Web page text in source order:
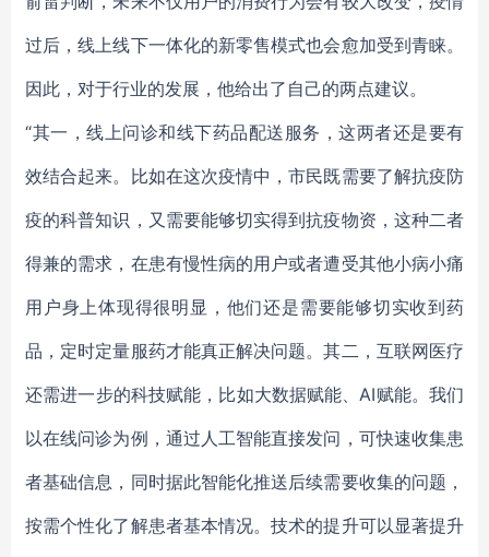
过后，线上线下一体化的新零售模式也会愈加受到青睐。
因此，对于行业的发展，他给出了自己的两点建议。
“其一，线上问诊和线下药品配送服务，这两者还是要有
效结合起来。比如在这次疫情中，市民既需要了解抗疫防
疫的科普知识，又需要能够切实得到抗疫物资，这种二者
得兼的需求，在患有慢性病的用户或者遭受其他小病小痛
用户身上体现得很明显，他们还是需要能够切实收到药
品，定时定量服药才能真正解决问题。其二，互联网医疗
还需进一步的科技赋能，比如大数据赋能、AI赋能。我们
以在线问诊为例，通过人工智能直接发问，可快速收集患
者基础信息，同时据此智能化推送后续需要收集的问题，
按需个性化了解患者基本情况。技术的提升可以显著提升